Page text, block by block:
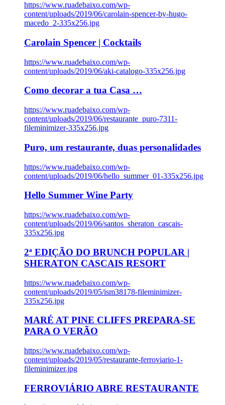
https://www.ruadebaixo.com/wp-
content/uploads/2019/06/carolain-spencer-by-hugo-
macedo_2-335x256.jpg
Carolain Spencer | Cocktails
https://www.ruadebaixo.com/wp-
content/uploads/2019/06/aki-catalogo-335x256.jpg
Como decorar a tua Casa …
https://www.ruadebaixo.com/wp-
content/uploads/2019/06/restaurante_puro-7311-
fileminimizer-335x256.jpg
Puro, um restaurante, duas personalidades
https://www.ruadebaixo.com/wp-
content/uploads/2019/06/hello_summer_01-335x256.jpg
Hello Summer Wine Party
https://www.ruadebaixo.com/wp-
content/uploads/2019/06/santos_sheraton_cascais-
335x256.jpg
2ª EDIÇÃO DO BRUNCH POPULAR |
SHERATON CASCAIS RESORT
https://www.ruadebaixo.com/wp-
content/uploads/2019/05/ism38178-fileminimizer-
335x256.jpg
MARÉ AT PINE CLIFFS PREPARA-SE
PARA O VERÃO
https://www.ruadebaixo.com/wp-
content/uploads/2019/05/restaurante-ferroviario-1-
fileminimizer.jpg
FERROVIÁRIO ABRE RESTAURANTE